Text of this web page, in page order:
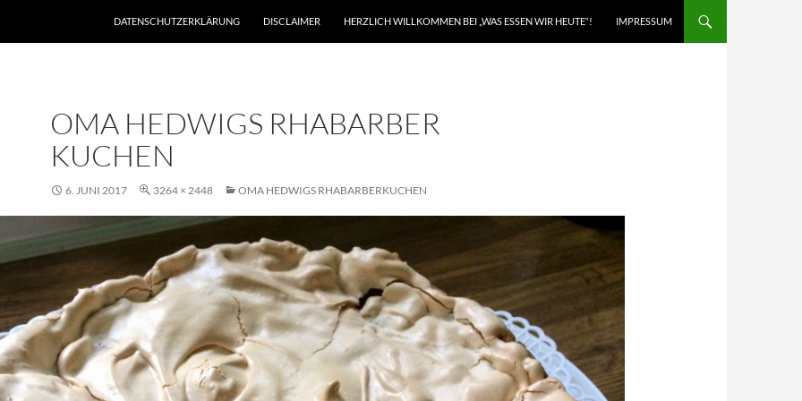
DATENSCHUTZERKLÄRUNG DISCLAIMER HERZLICH WILLKOMMEN BEI „WAS ESSEN WIR HEUTE“! IMPRESSUM
OMA HEDWIGS RHABARBER
KUCHEN
6. JUNI 2017 3264 × 2448 OMA HEDWIGS RHABARBERKUCHEN